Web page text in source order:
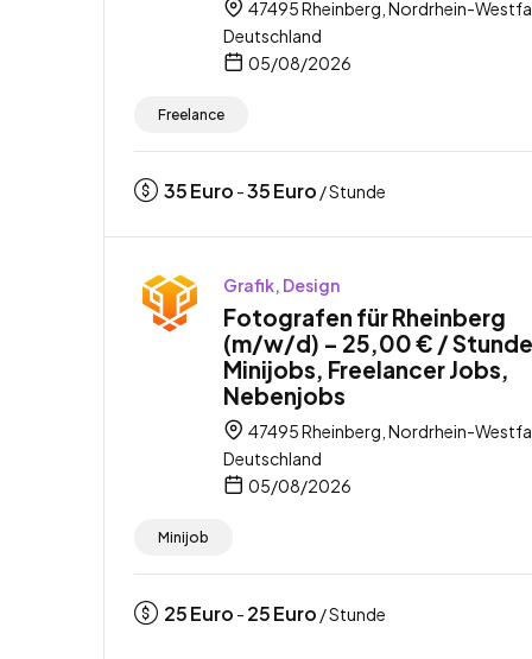
47495 Rheinberg, Nordrhein-
Deutschland
05/08/2026
Freelance
35Euro -35Euro / Stunde
Grafik, Design
Fotografen für Rheinberg
(m/w/d) – 25,00 € /
Minijobs, Freelancer Jobs,
Nebenjobs
47495 Rheinberg, Nordrhein-
Deutschland
05/08/2026
Minijob
25Euro - 25Euro / Stunde